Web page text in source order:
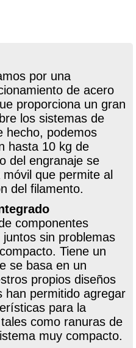
por una
de acero
proporciona un gran
los sistemas de
hecho, podemos
hasta 10 kg de
del engranaje se
que permite al
del filamento.
componentes
sin problemas
Tiene un
se basa en un
propios diseños
han permitido agregar
para la
como ranuras de
muy compacto.